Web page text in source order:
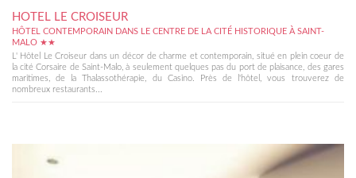
HOTEL LE CROISEUR
HÔTEL CONTEMPORAIN DANS LE CENTRE DE LA CITÉ HISTORIQUE À SAINT-
MALO ★★
L' Hôtel Le Croiseur dans un décor de charme et contemporain, situé en plein coeur de
la cité Corsaire de Saint-Malo, à seulement quelques pas du port de plaisance, des gares
maritimes, de la Thalassothérapie, du Casino. Près de l'hôtel, vous trouverez de
nombreux restaurants...